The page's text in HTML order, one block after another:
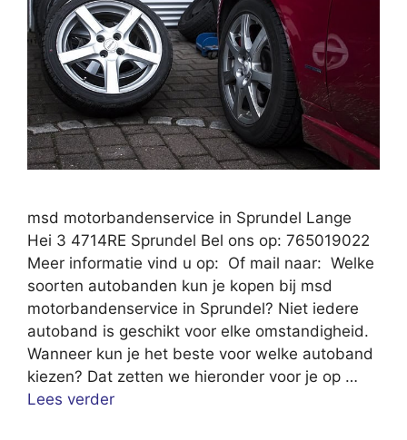
msd motorbandenservice in Sprundel Lange
Hei 3 4714RE Sprundel Bel ons op: 765019022
Meer informatie vind u op: Of mail naar: Welke
soorten autobanden kun je kopen bij msd
motorbandenservice in Sprundel? Niet iedere
autoband is geschikt voor elke omstandigheid.
Wanneer kun je het beste voor welke autoband
kiezen? Dat zetten we hieronder voor je op …
Lees verder